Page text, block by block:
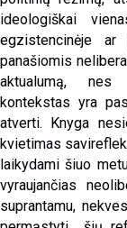
ideologiškai
egzistencinėje
panašiomis
aktualumą, nes
kontekstas yra
atverti. Knyga
kvietimas
laikydami šiuo
vyraujančias
suprantamu,